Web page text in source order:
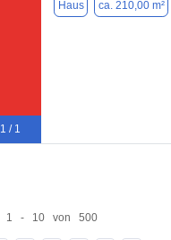
1 / 1
Haus ca. 210,00 m²
1 - 10 von 500